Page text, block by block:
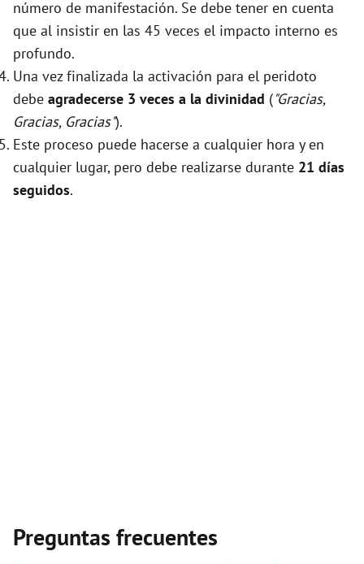
número de manifestación. Se debe tener en cuenta
que al insistir en las 45 veces el impacto interno es
profundo.
Una vez finalizada la activación para el peridoto
debe agradecerse 3 veces a la divinidad ("Gracias,
Gracias, Gracias").
Este proceso puede hacerse a cualquier hora y en
cualquier lugar, pero debe realizarse durante 21 días
seguidos.
Preguntas frecuentes